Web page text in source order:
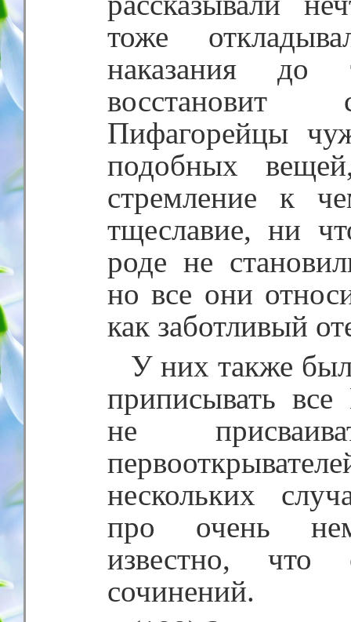
тоже
наказания
восстановит
Пифагорейцы
подобных
стремление к
тщеславие, ни
роде не
но все они
как заботливый
У них также
приписывать
не
нескольких
про очень
известно,
сочинений.